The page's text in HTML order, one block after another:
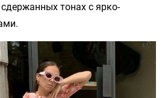
тонах с ярко-